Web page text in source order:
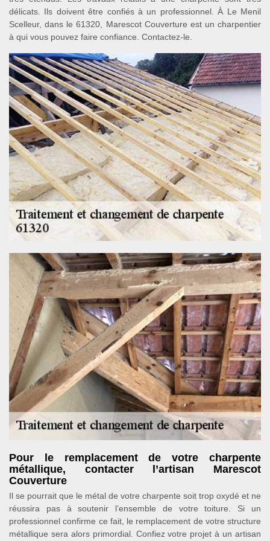
délicats. Ils doivent être confiés à un professionnel. À Le Menil
Scelleur, dans le 61320, Marescot Couverture est un charpentier
à qui vous pouvez faire confiance. Contactez-le.
Pour le remplacement de votre charpente
métallique, contacter l’artisan Marescot
Couverture
Il se pourrait que le métal de votre charpente soit trop oxydé et ne
réussira pas à soutenir l’ensemble de votre toiture. Si un
professionnel confirme ce fait, le remplacement de votre structure
métallique sera alors primordial. Confiez votre projet à un artisan